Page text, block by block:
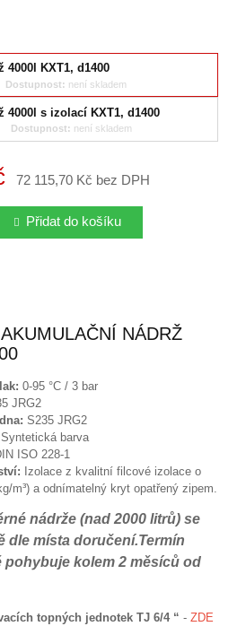
KXT1, d1400
Dostupnost: není skladem
4000l s izolací KXT1, d1400
Dostupnost: není skladem
72 115,70 Kč bez DPH
Přidat do košíku
NÁDRŽ
0-95 °C / 3 bar
JRG2
S235 JRG2
Syntetická barva
ISO 228-1
Izolace z kvalitní filcové izolace o
m³) a odnímatelný kryt opatřený zipem.
nádrže (nad 2000 litrů) se
dle místa doručení.Termín
kolem 2 měsíců od
topných jednotek TJ 6/4 “ - ZDE